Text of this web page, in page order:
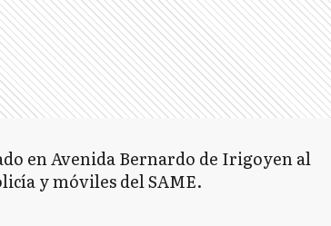
en Avenida Bernardo de Irigoyen al
y móviles del SAME.